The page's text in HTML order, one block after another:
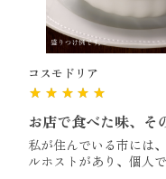
コスモドリア
☆☆☆☆☆
お店で食べた味、そ
私が住んでいる市には
ルホストがあり、個人